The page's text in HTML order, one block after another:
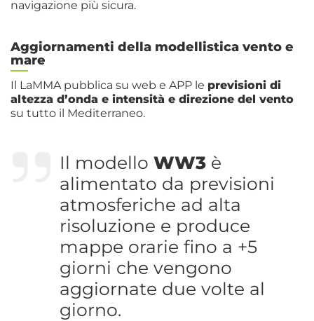
navigazione più sicura.
Aggiornamenti della modellistica vento e
mare
Il LaMMA pubblica su web e APP le previsioni di
altezza d’onda e intensità e direzione del vento
su tutto il Mediterraneo.
Il modello WW3 è
alimentato da previsioni
atmosferiche ad alta
risoluzione e produce
mappe orarie fino a +5
giorni che vengono
aggiornate due volte al
giorno.